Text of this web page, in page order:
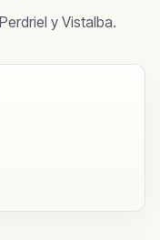
y Vistalba.